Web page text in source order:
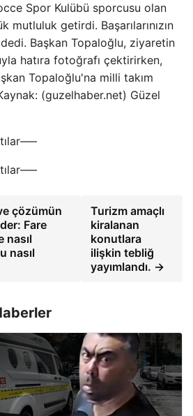
Spor Kulübü sporcusu olan
mutluluk getirdi. Başarılarınızın
dedi. Başkan Topaloğlu, ziyaretin
hatıra fotoğrafı çektirirken,
Topaloğlu'na milli takım
(guzelhaber.net) Güzel
çözümün
Fare
nasıl
nasıl
Turizm amaçlı
kiralanan
konutlara
ilişkin tebliğ
yayımlandı. →